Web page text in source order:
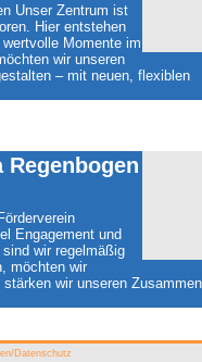
Unser Zentrum ist
Hier entstehen
Momente im
wir unseren
– mit neuen, flexiblen
Engagement und
wir regelmäßig
möchten wir
wir unseren
Datenschutz